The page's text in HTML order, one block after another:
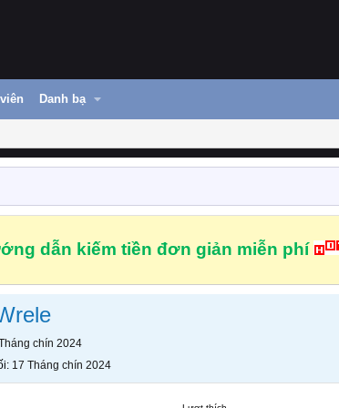
Danh bạ
dẫn kiếm tiền đơn giản miễn phí
chín 2024
17 Tháng chín 2024